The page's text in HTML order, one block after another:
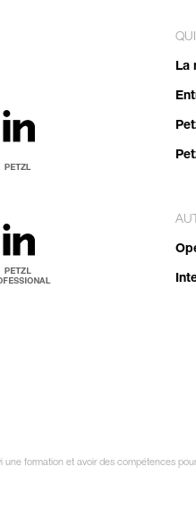
La
formation et avoir des compétences